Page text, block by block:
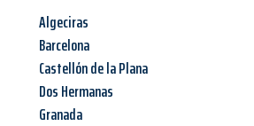
Algeciras
Barcelona
Castellón de la Plana
Dos Hermanas
Granada